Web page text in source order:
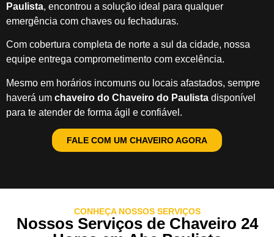
Paulista, encontrou a solução ideal para qualquer
emergência com chaves ou fechaduras.
Com cobertura completa de norte a sul da cidade, nossa
equipe entrega comprometimento com excelência.
Mesmo em horários incomuns ou locais afastados, sempre
haverá um chaveiro do Chaveiro do Paulista disponível
para te atender de forma ágil e confiável.
FALE COM UM CHAVEIRO AGORA
CONHEÇA NOSSOS SERVIÇOS
Nossos Serviços de Chaveiro 24